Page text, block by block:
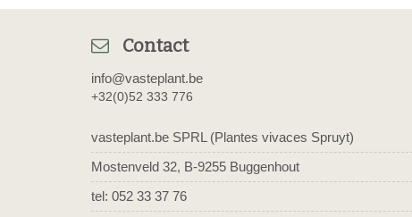
Contact
info@vasteplant.be
+32(0)52 333 776
vasteplant.be SPRL (Plantes vivaces Spruyt)
Mostenveld 32, B-9255 Buggenhout
tel: 052 33 37 76